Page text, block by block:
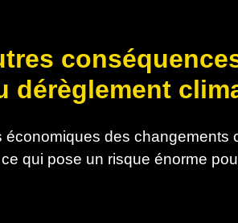
dérèglement
économiques des changements
qui pose un risque énorme